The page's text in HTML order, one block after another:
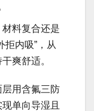
料复合还是
拒内吸”，从
爽舒适。
用含氟三防
单向导湿且